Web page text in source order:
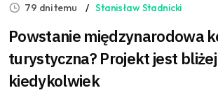
79 dni temu Stanisław Stadnicki
Powstanie międzynarodowa
turystyczna? Projekt jest
kiedykolwiek